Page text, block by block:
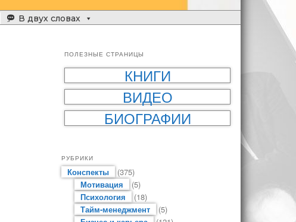
В двух словах
ПОЛЕЗНЫЕ СТРАНИЦЫ
КНИГИ
ВИДЕО
БИОГРАФИИ
РУБРИКИ
Конспекты
(375)
Мотивация
(5)
Психология
(18)
Тайм-менеджмент
(5)